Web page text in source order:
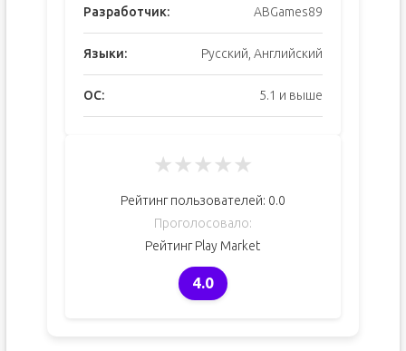
Разработчик: ABGames89
Языки: Русский, Английский
ОС: 5.1 и выше
★★★★★
Рейтинг пользователей: 0.0
Проголосовало:
Рейтинг Play Market
4.0